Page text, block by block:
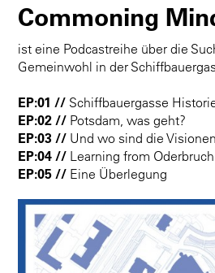
Commoning
ist eine Podcastreihe über die
Gemeinwohl in der
EP:01 // Schiffbauergasse
EP:02 // Potsdam, was geht?
EP:03 // Und wo sind die
EP:04 // Learning from Oderbruch
EP:05 // Eine Überlegung